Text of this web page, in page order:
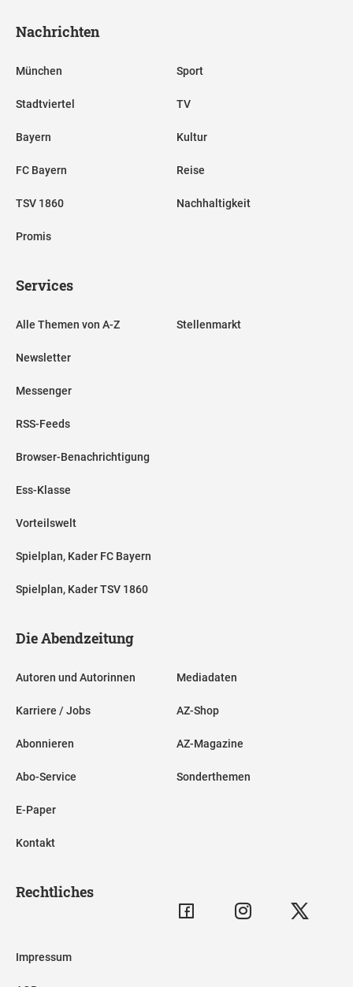
Nachrichten
München
Stadtviertel
Bayern
FC Bayern
TSV 1860
Promis
Sport
TV
Kultur
Reise
Nachhaltigkeit
Services
Alle Themen von A-Z
Newsletter
Messenger
RSS-Feeds
Browser-Benachrichtigung
Ess-Klasse
Vorteilswelt
Spielplan, Kader FC Bayern
Spielplan, Kader TSV 1860
Stellenmarkt
Die Abendzeitung
Autoren und Autorinnen
Karriere / Jobs
Abonnieren
Abo-Service
E-Paper
Kontakt
Mediadaten
AZ-Shop
AZ-Magazine
Sonderthemen
Rechtliches
Impressum